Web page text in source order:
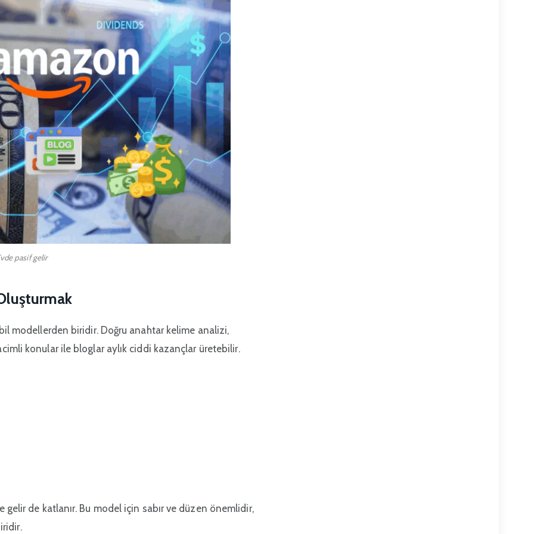
pasif gelir
modellerden biridir. Doğru anahtar kelime analizi,
konular ile bloglar aylık ciddi kazançlar üretebilir.
de katlanır. Bu model için sabır ve düzen önemlidir,